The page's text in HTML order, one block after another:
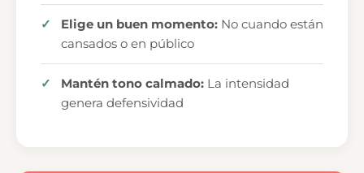
Elige un buen momento: No cuando están
cansados o en público
Mantén tono calmado: La intensidad
genera defensividad